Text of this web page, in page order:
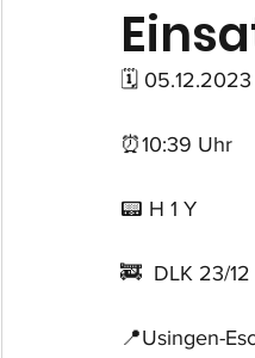
🗓 05.12.2023
⏰10:39 Uhr
📟 H 1 Y
🚒  DLK 23/12
📍Usingen-